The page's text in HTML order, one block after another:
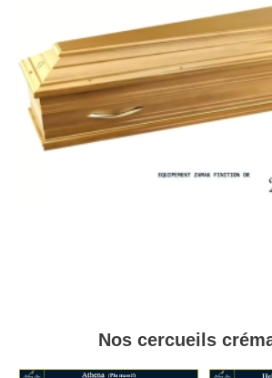
Nos cercueils